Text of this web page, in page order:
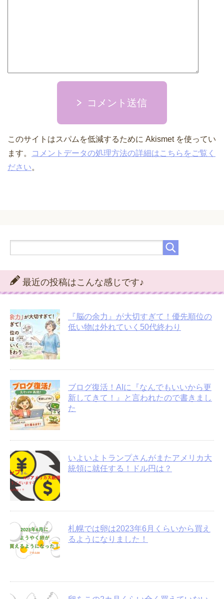
コメント送信
このサイトはスパムを低減するために Akismet を使ってい
ます。
コメントデータの処理方法の詳細はこちらをご覧く
ださい。
最近の投稿はこんな感じです♪
『脳の余力』が大切すぎて！優先順位の
低い物は外れていく50代終わり
ブログ復活！AIに『なんでもいいから更
新してきて！』と言われたので書きまし
た
いよいよトランプさんがまたアメリカ大
統領に就任する！ドル円は？
札幌では卵は2023年6月くらいから買え
るようになりました！